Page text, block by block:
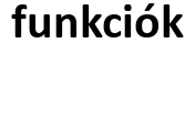
funkciók